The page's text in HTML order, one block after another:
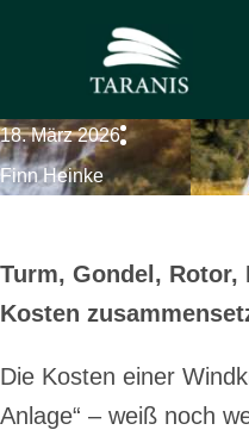
18. März 2026
Finn Heinke
Turm, Gondel,
Kosten
Die Kosten einer
Anlage“ – weiß noch